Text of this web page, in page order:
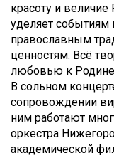
красоту и
уделяет событиям
православным
ценностям. Всё
любовью к
В сольном
сопровождении
ним работают
оркестра
академической